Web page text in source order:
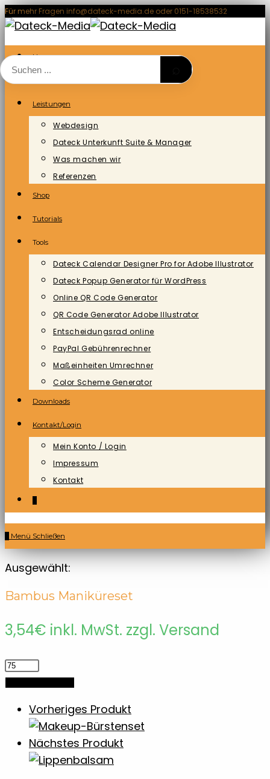
Zum
Inhalt
springen
Für mehr Fragen info@dateck-media.de oder 0151-18538532
Home
Leistungen
Webdesign
Dateck Unterkunft Suite & Manager
Was machen wir
Referenzen
Shop
Tutorials
Tools
Dateck Calendar Designer Pro for Adobe Illustrator
Dateck Popup Generator für WordPress
Online QR Code Generator
QR Code Generator Adobe Illustrator
Entscheidungsrad online
PayPal Gebührenrechner
Maßeinheiten Umrechner
Color Scheme Generator
Downloads
Kontakt/Login
Mein Konto / Login
Impressum
Kontakt
Menü Schließen
Ausgewählt:
Bambus Maniküreset
3,54€ inkl. MwSt. zzgl. Versand
Bambus
Maniküreset
Vorheriges Produkt
Nächstes Produkt